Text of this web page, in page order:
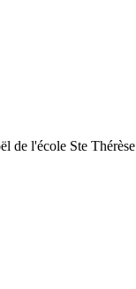
de l'école Ste Thérèse